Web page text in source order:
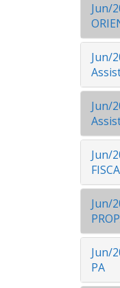
Jun/
Jun/
Jun/
Jun/
Jun/
Jun/
PA